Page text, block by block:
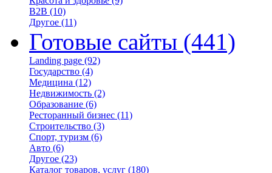
B2B (10)
Другое (11)
Готовые сайты (441)
Landing page (92)
Государство (4)
Медицина (12)
Недвижимость (2)
Образование (6)
Ресторанный бизнес (11)
Строительство (3)
Спорт, туризм (6)
Авто (6)
Другое (23)
Каталог товаров, услуг (180)